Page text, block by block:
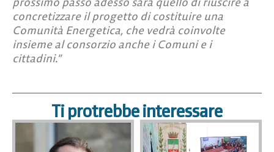
concretizzare il progetto di costituire una
Comunità Energetica, che vedrà coinvolte
insieme al consorzio anche i Comuni e i
cittadini.”
Ti protrebbe interessare